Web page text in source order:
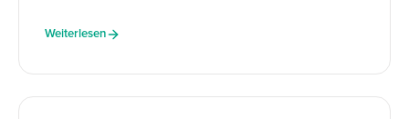
Weiterlesen